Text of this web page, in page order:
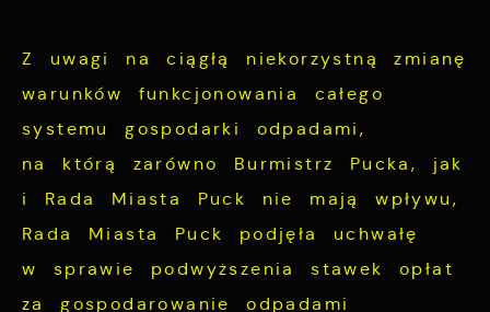
Z uwagi na ciągłą niekorzystną zmianę
warunków funkcjonowania całego
systemu gospodarki odpadami,
na którą zarówno Burmistrz Pucka, jak
i Rada Miasta Puck nie mają wpływu,
Rada Miasta Puck podjęła uchwałę
w sprawie podwyższenia stawek opłat
za gospodarowanie odpadami
preferencji. Wyrażenie zgody na
funkcjonalne i personalizacyjne pliki
cookies gwarantuje dostępność większej
ilości funkcji na stronie.
rozwijać się i dostosowywać do Twoich
potrzeb.
Cookies analityczne pozwalają na uzyskanie
informacji w zakresie wykorzystywania
witryny internetowej, miejsca oraz
Więcej
Reklamowe